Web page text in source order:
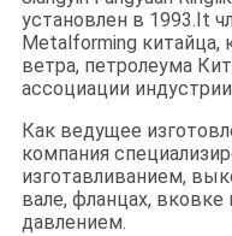
установлен в 1993.It
Metalforming китайца,
ветра, петролеума
ассоциации
Как ведущее
компания
изготавливанием,
вале, фланцах, вковке
давлением.